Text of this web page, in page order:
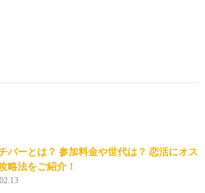
バーとは？ 参加料金や世代は？ 恋活にオス
略法をご紹介！